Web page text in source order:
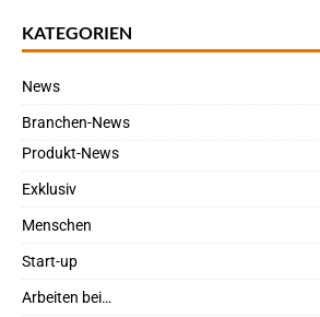
KATEGORIEN
News
Branchen-News
Produkt-News
Exklusiv
Menschen
Start-up
Arbeiten bei…